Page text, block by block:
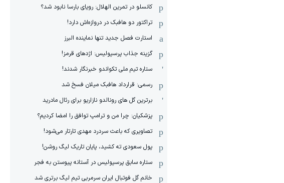
کانسلو در تمرین الهلال: رویای بارسا نابود شد؟
تراکتور دو هافبک در دروازه‌اش دارد!
استارت فصل جدید تنها نماینده البرز
گزینه جذاب پرسپولیس: اژدهای قرمز!
ستاره تیم ملی تکواندو خبرنگار شدند!
رسمی: قرارداد هافبک میلان فسخ شد
برترین گل های رونالدو نازاریو برای رئال مادرید
پزشکیان: چرا من و ترامپ توافق را امضا کردیم؟
تصاویری که باعث سردرد مهدی تارتار می‌شود!
پول سعودی ته کشید، پایان تاریک لیگ روشن!
ستاره سابق پرسپولیس در آستانه پیوستن به فجر
خانم گل فوتبال ایران سرمربی تیم لیگ برتری شد